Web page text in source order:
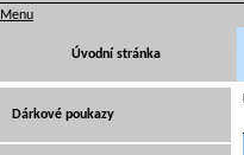
Menu
Úvodní stránka
Dárkové poukazy